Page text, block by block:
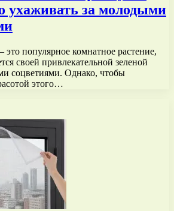
ухаживать за молодыми
популярное комнатное растение,
своей привлекательной зеленой
соцветиями. Однако, чтобы
этого…